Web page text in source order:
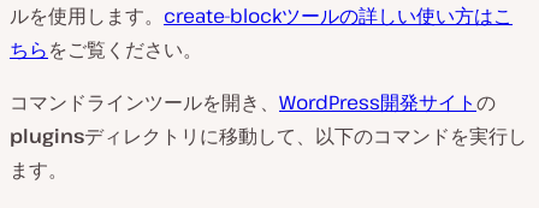
ルを使用します。 create-blockツールの詳しい使い方はこ
ちらをご覧ください。
コマンドラインツールを開き、 WordPress開発サイトの
pluginsディレクトリに移動して、以下のコマンドを実行し
ます。